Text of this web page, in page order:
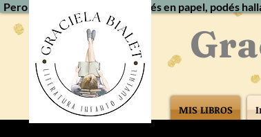
MIS LIBROS
Pero si a pesar de todo lo querés en papel, podés